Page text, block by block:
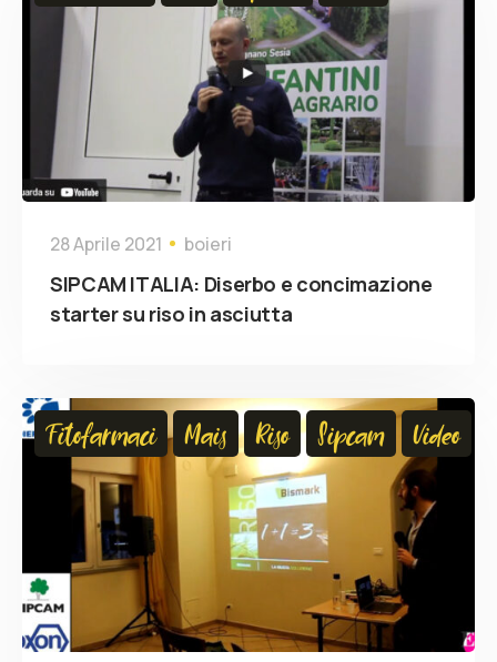
28 Aprile 2021 boieri
SIPCAM ITALIA: Diserbo e concimazione
starter su riso in asciutta
Fitofarmaci Mais Riso Sipcam Video